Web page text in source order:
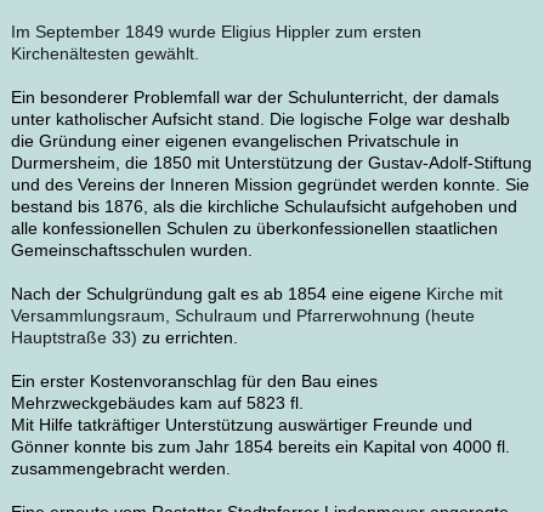
Im September 1849 wurde Eligius Hippler zum ersten
Kirchenältesten gewählt.
Ein besonderer Problemfall war der Schulunterricht, der damals
unter katholischer Aufsicht stand. Die logische Folge war deshalb
die Gründung einer eigenen evangelischen Privatschule in
Durmersheim, die 1850 mit Unterstützung der Gustav-Adolf-Stiftung
und des Vereins der Inneren Mission gegründet werden konnte. Sie
bestand bis 1876, als die kirchliche Schulaufsicht aufgehoben und
alle konfessionellen Schulen zu überkonfessionellen staatlichen
Gemeinschaftsschulen wurden.
Nach der Schulgründung galt es ab 1854 eine eigeneKirche mit
Versammlungsraum, Schulraum und Pfarrerwohnung (heute
Hauptstraße 33) zu errichten.
Ein erster Kostenvoranschlag für den Bau eines
Mehrzweckgebäudes kam auf 5823 fl.
Mit Hilfe tatkräftiger Unterstützung auswärtiger Freunde und
Gönner konnte bis zum Jahr 1854 bereits ein Kapital von 4000 fl.
zusammengebracht werden.